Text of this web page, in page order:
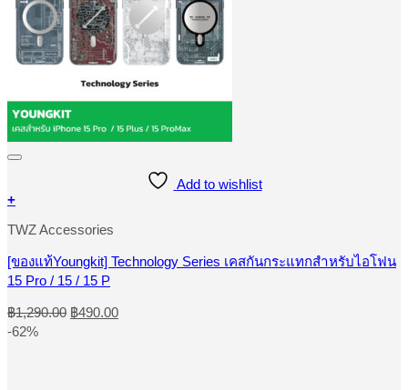
Add to wishlist
+
product
multiple
variants.
The
options
may
be
TWZ Accessories
[ของแท้Youngkit] Technology Series เคสกันกระแทกสำหรับไอโฟน
15 Pro / 15 / 15 P
฿1,290.00 Original
price
฿490.00Current
price
-62%